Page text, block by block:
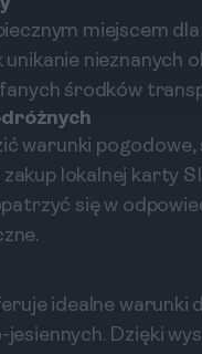
miejscem
nieznanych
środków
warunki
lokalnej karty
się w
idealne warunki
jesiennych. Dzięki